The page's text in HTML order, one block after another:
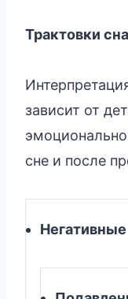
Трактовки
зависит от
сне и после